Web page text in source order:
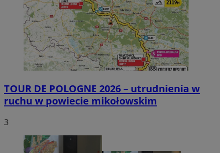
TOUR DE POLOGNE 2026 – utrudnienia w
ruchu w powiecie mikołowskim
3